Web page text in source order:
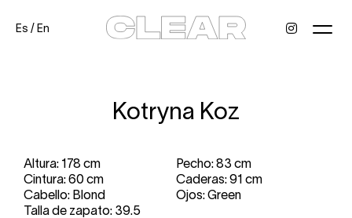
Es /En
Kotryna Koz
Altura: 178 cm
Pecho: 83 cm
Cintura: 60 cm
Caderas: 91 cm
Cabello: Blond
Ojos: Green
Talla de zapato: 39.5